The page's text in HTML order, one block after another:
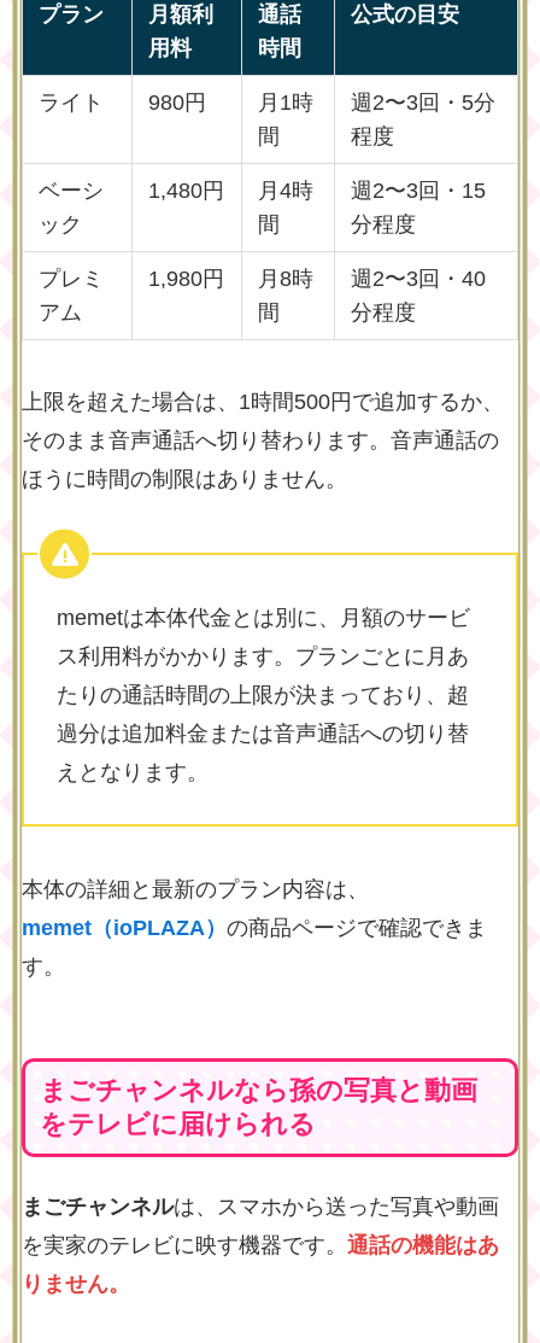
プラン
月額利
用料
通話
時間
公式の目安
ライト 980円
月1時
間
週2〜3回・5分
程度
ベーシ
ック
1,480円
月4時
間
週2〜3回・15
分程度
プレミ
アム
1,980円
月8時
間
週2〜3回・40
分程度
上限を超えた場合は、1時間500円で追加するか、
そのまま音声通話へ切り替わります。音声通話の
ほうに時間の制限はありません。
memetは本体代金とは別に、月額のサービ
ス利用料がかかります。プランごとに月あ
たりの通話時間の上限が決まっており、超
過分は追加料金または音声通話への切り替
えとなります。
本体の詳細と最新のプラン内容は、
memet（ioPLAZA） の商品ページで確認できま
す。
まごチャンネルなら孫の写真と動画
をテレビに届けられる
まごチャンネルは、スマホから送った写真や動画
を実家のテレビに映す機器です。 通話の機能はあ
りません。